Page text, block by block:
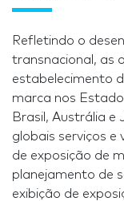
Refletindo o
transnacional, as
estabelecimento
marca nos
Brasil, Austrália e
globais serviços e
de exposição de
planejamento de
exibição de